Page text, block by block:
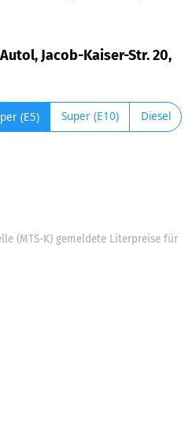
Jacob-Kaiser-Str. 20,
(E5) Super (E10) Diesel
(MTS-K) gemeldete Literpreise für